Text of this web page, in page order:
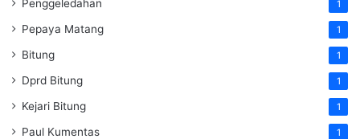
Penggeledahan 1
Pepaya Matang 1
Bitung 1
Dprd Bitung 1
Kejari Bitung 1
Paul Kumentas 1